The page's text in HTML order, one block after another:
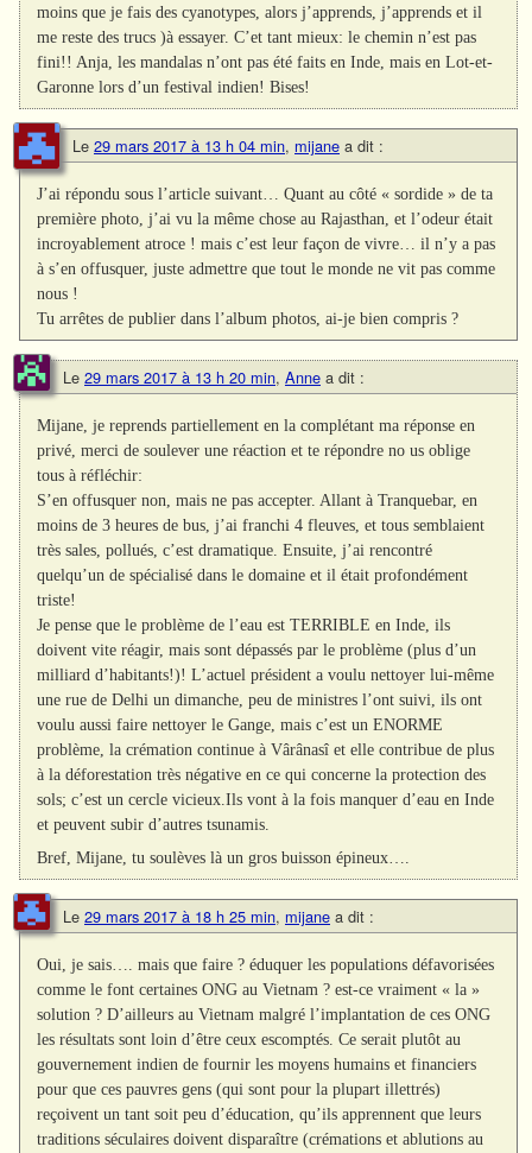
moins que je fais des cyanotypes, alors j’apprends, j’apprends et il
me reste des trucs )à essayer. C’et tant mieux: le chemin n’est pas
fini!! Anja, les mandalas n’ont pas été faits en Inde, mais en Lot-et-
Garonne lors d’un festival indien! Bises!
Le 29 mars 2017 à 13 h 04 min, mijane a dit :
J’ai répondu sous l’article suivant… Quant au côté « sordide » de ta
première photo, j’ai vu la même chose au Rajasthan, et l’odeur était
incroyablement atroce ! mais c’est leur façon de vivre… il n’y a pas
à s’en offusquer, juste admettre que tout le monde ne vit pas comme
nous !
Tu arrêtes de publier dans l’album photos, ai-je bien compris ?
Le 29 mars 2017 à 13 h 20 min, Anne a dit :
Mijane, je reprends partiellement en la complétant ma réponse en
privé, merci de soulever une réaction et te répondre no us oblige
tous à réfléchir:
S’en offusquer non, mais ne pas accepter. Allant à Tranquebar, en
moins de 3 heures de bus, j’ai franchi 4 fleuves, et tous semblaient
très sales, pollués, c’est dramatique. Ensuite, j’ai rencontré
quelqu’un de spécialisé dans le domaine et il était profondément
triste!
Je pense que le problème de l’eau est TERRIBLE en Inde, ils
doivent vite réagir, mais sont dépassés par le problème (plus d’un
milliard d’habitants!)! L’actuel président a voulu nettoyer lui-même
une rue de Delhi un dimanche, peu de ministres l’ont suivi, ils ont
voulu aussi faire nettoyer le Gange, mais c’est un ENORME
problème, la crémation continue à Vârânasî et elle contribue de plus
à la déforestation très négative en ce qui concerne la protection des
sols; c’est un cercle vicieux.Ils vont à la fois manquer d’eau en Inde
et peuvent subir d’autres tsunamis.
Bref, Mijane, tu soulèves là un gros buisson épineux….
Le 29 mars 2017 à 18 h 25 min, mijane a dit :
Oui, je sais…. mais que faire ? éduquer les populations défavorisées
comme le font certaines ONG au Vietnam ? est-ce vraiment « la »
solution ? D’ailleurs au Vietnam malgré l’implantation de ces ONG
les résultats sont loin d’être ceux escomptés. Ce serait plutôt au
gouvernement indien de fournir les moyens humains et financiers
pour que ces pauvres gens (qui sont pour la plupart illettrés)
reçoivent un tant soit peu d’éducation, qu’ils apprennent que leurs
traditions séculaires doivent disparaître (crémations et ablutions au